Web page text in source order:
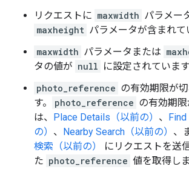
リクエストに maxwidth パラメー
maxheight パラメータが含まれて
maxwidth パラメータまたは
タの値が null に設定されています
photo_reference の有効期限が
す。
photo_reference の有効期
は、 Place Details（以前の） 、
の） 、 Nearby Search（以前の） 、
検索（以前の）
にリクエストを送
た photo_reference 値を取得しま